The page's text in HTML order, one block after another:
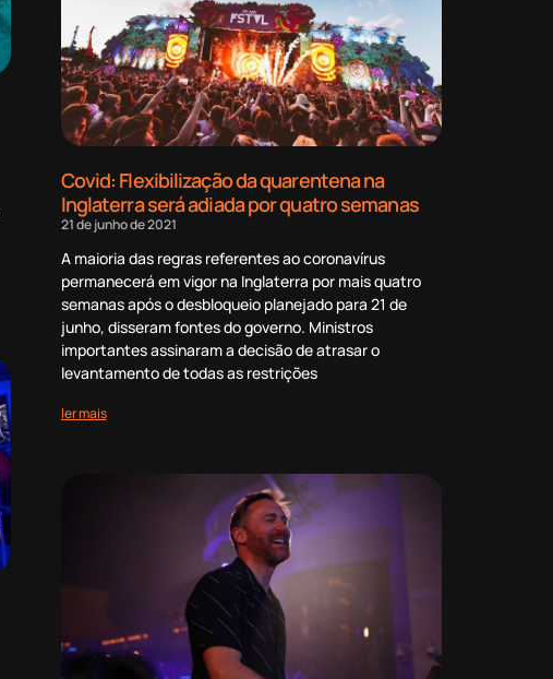
Covid: Flexibilização da quarentena na
Inglaterra será adiada por quatro semanas
21 de junho de 2021
A maioria das regras referentes ao coronavírus
permanecerá em vigor na Inglaterra por mais quatro
semanas após o desbloqueio planejado para 21 de
junho, disseram fontes do governo. Ministros
importantes assinaram a decisão de atrasar o
levantamento de todas as restrições
ler mais